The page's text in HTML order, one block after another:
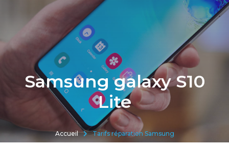
Samsung galaxy S10
Lite
Accueil Tarifs réparation Samsung